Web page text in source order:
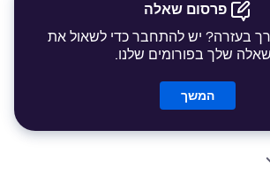
פרסום שאלה
בעזרה? יש להתחבר כדי לשאול את
שלך בפורומים שלנו.
המשך